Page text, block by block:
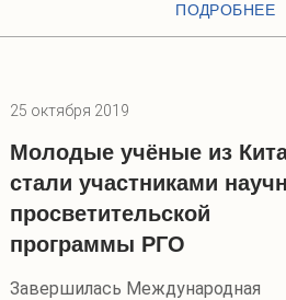
ПОДРОБНЕЕ
25 октября 2019
Молодые учёные из
стали участниками
просветительской
программы РГО
Завершилась Международная